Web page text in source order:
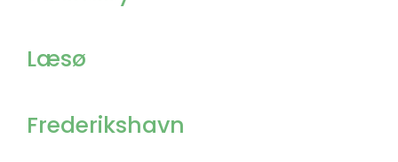
Læsø
Frederikshavn